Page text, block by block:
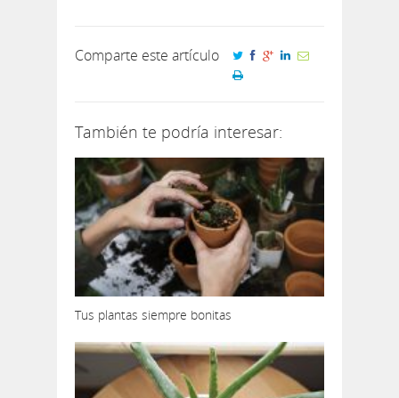
Comparte este artículo
También te podría interesar:
Tus plantas siempre bonitas